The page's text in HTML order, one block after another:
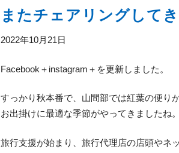
またチェアリングして
2022年10月21日
Facebook＋instagram＋を更新しました。
すっかり秋本番で、山間部では紅葉の便り
お出掛けに最適な季節がやってきましたね。
旅行支援が始まり、旅行代理店の店頭やネ